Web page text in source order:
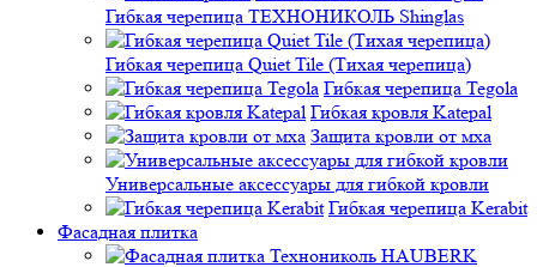
Гибкая черепица ТЕХНОНИКОЛЬ Shinglas
Гибкая черепица Quiet Tile (Тихая черепица)
Гибкая черепица Tegola
Гибкая кровля Katepal
Защита кровли от мха
Универсальные аксессуары для гибкой кровли
Гибкая черепица Kerabit
Фасадная плитка